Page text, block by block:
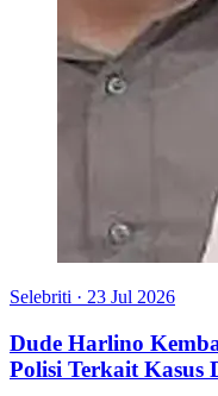
Selebriti · 23 Jul 2026
Dude Harlino
Polisi Terkait Kasus